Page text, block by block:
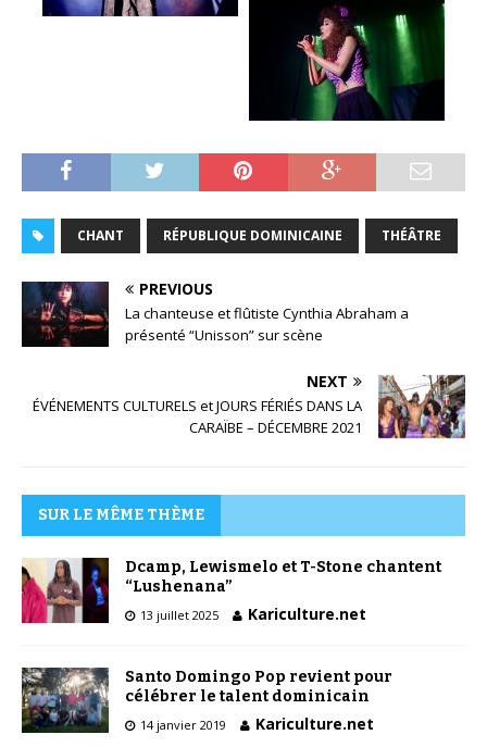
CHANT RÉPUBLIQUE DOMINICAINE THÉÂTRE
PREVIOUS
La chanteuse et flûtiste Cynthia Abraham a
présenté “Unisson” sur scène
NEXT
ÉVÉNEMENTS CULTURELS et JOURS FÉRIÉS DANS LA
CARAÏBE – DÉCEMBRE 2021
SUR LE MÊME THÈME
Dcamp, Lewismelo et T-Stone chantent
“Lushenana”
13 juillet 2025 Kariculture.net
Santo Domingo Pop revient pour
célébrer le talent dominicain
14 janvier 2019 Kariculture.net